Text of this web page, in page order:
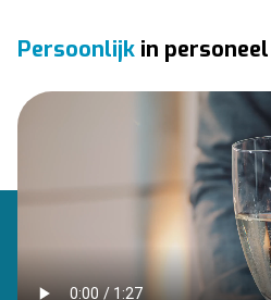
Persoonlijk in personeel